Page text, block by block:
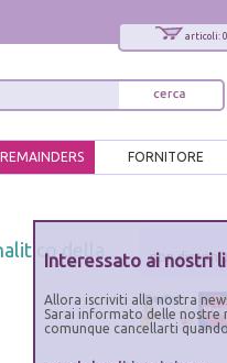
articoli:
FORNITORE
REMAINDERS
della
non
Interessato ai nostri
Allora iscriviti alla nostra
Sarai informato delle nostre
comunque cancellarti